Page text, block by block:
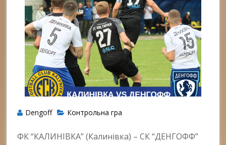
Dengoff Контрольна гра
ФК “КАЛИНІВКА” (Калинівка) – СК “ДЕНГОФФ”